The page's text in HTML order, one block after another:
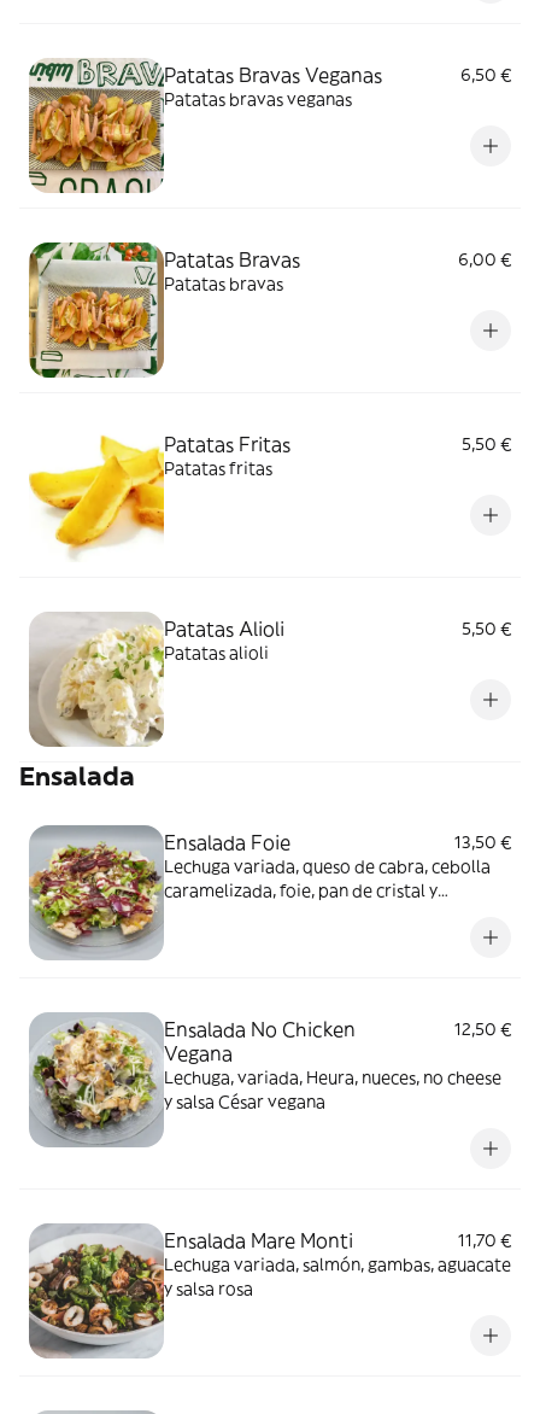
Patatas Bravas Veganas
6,50 €
Patatas bravas veganas
Patatas Bravas
6,00 €
Patatas bravas
Patatas Fritas
5,50 €
Patatas fritas
Patatas Alioli
5,50 €
Patatas alioli
Ensalada
Ensalada Foie
13,50 €
Lechuga variada, queso de cabra, cebolla
caramelizada, foie, pan de cristal y
Ensalada No Chicken
Vegana
12,50 €
Lechuga, variada, Heura, nueces, no cheese
y salsa César vegana
Ensalada Mare Monti
11,70 €
Lechuga variada, salmón, gambas, aguacate
y salsa rosa